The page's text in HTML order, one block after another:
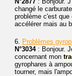
changé le
problème c'est que
accélérer mais au
6. Problèmes
N°3034: Bonjour.
concernant mon
gyrophares à
tourner, mais